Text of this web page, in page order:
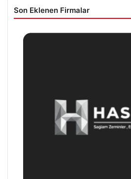
Son Eklenen Firmalar